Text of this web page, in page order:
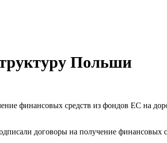
Польши
финансовых средств из фондов ЕС на
договоры на получение финансовых